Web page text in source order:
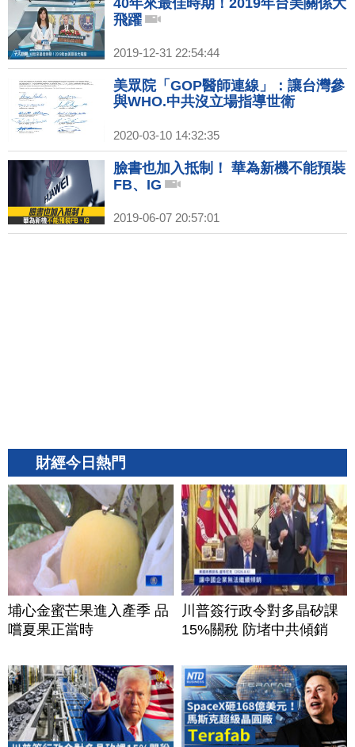
40年來最佳時期！2019年台美關係大
飛躍
2019-12-31 22:54:44
美眾院「GOP醫師連線」：讓台灣參
與WHO.中共沒立場指導世衛
2020-03-10 14:32:35
臉書也加入抵制！ 華為新機不能預裝
FB、IG
2019-06-07 20:57:01
財經今日熱門
埔心金蜜芒果進入產季 品
嚐夏果正當時
川普簽行政令對多晶矽課
15%關稅 防堵中共傾銷